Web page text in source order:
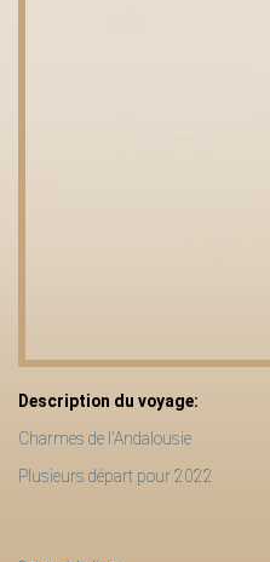
Description du voyage:
Charmes de l'Andalousie
Plusieurs départ pour 2022